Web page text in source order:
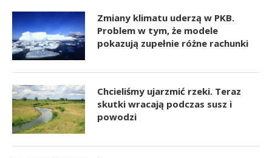
Zmiany klimatu uderzą w PKB.
Problem w tym, że modele
pokazują zupełnie różne rachunki
Chcieliśmy ujarzmić rzeki. Teraz
skutki wracają podczas susz i
powodzi